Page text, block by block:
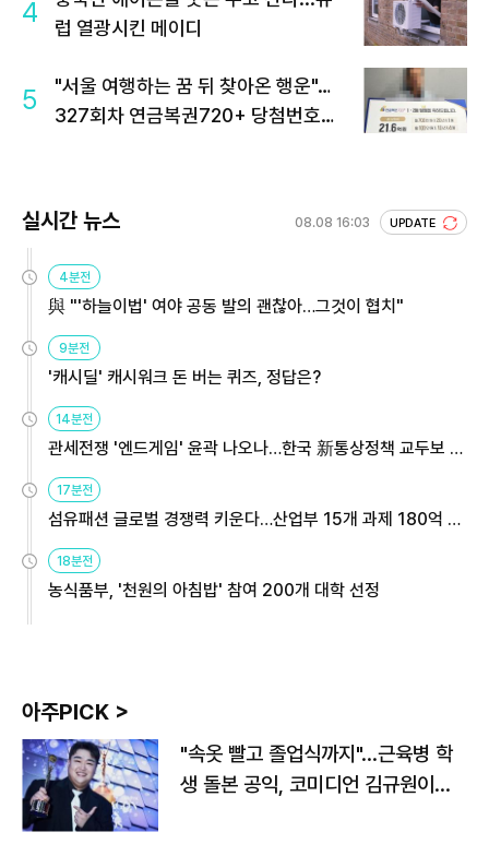
4
럽 열광시킨 메이디
5
"서울 여행하는 꿈 뒤 찾아온 행운"…
327회차 연금복권720+ 당첨번호조
실시간 뉴스 08.08 16:03 UPDATE
4분전
與 "'하늘이법' 여야 공동 발의 괜찮아…그것이 협치"
9분전
'캐시딜' 캐시워크 돈 버는 퀴즈, 정답은?
14분전
관세전쟁 '엔드게임' 윤곽 나오나…한국 新통상정책 교두보 활
17분전
섬유패션 글로벌 경쟁력 키운다…산업부 15개 과제 180억 지
18분전
농식품부, '천원의 아침밥' 참여 200개 대학 선정
아주PICK >
"속옷 빨고 졸업식까지"…근육병 학
생 돌본 공익, 코미디언 김규원이었